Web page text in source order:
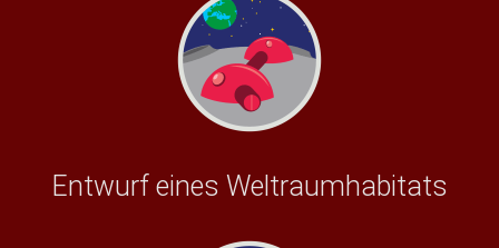
Entwurf eines Weltraumhabitats